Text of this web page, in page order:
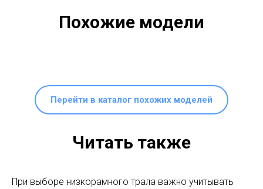
Похожие модели
Перейти в каталог похожих моделей
Читать также
При выборе низкорамного трала важно учитывать